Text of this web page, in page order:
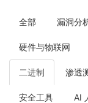
全部 漏洞分
硬件与物联网
二进制 渗透
安全工具 AI